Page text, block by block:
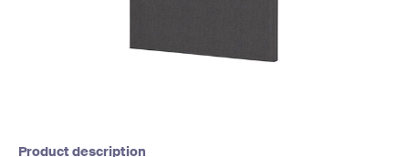
Product description